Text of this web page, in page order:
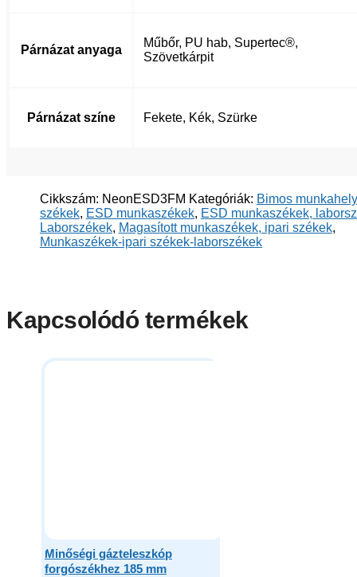
Párnázat anyaga
Műbőr, PU hab, Supertec®,
Szövetkárpit
Párnázat színe Fekete, Kék, Szürke
Cikkszám: NeonESD3FM Kategóriák: Bimos
székek, ESD munkaszékek, ESD munkaszékek,
Laborszékek, Magasított munkaszékek, ipari székek,
Munkaszékek-ipari székek-laborszékek
Kapcsolódó termékek
Minőségi gázteleszkóp
forgószékhez 185 mm